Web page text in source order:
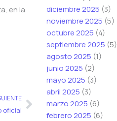
en la
oficial
Siguiente
diciembre 2025 (3)
noviembre 2025 (5)
octubre 2025 (4)
septiembre 2025 (5)
agosto 2025 (1)
junio 2025 (2)
mayo 2025 (3)
abril 2025 (3)
marzo 2025 (6)
febrero 2025 (6)